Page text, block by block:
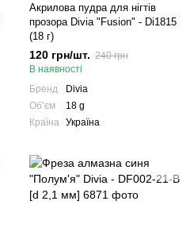
Акрилова пудра для нігтів
прозора Divia "Fusion" - Di1815
(18 г)
120 грн/шт. 240 грн
В наявності
Бренд
Divia
Обʼєм
18 g
Країна
Україна